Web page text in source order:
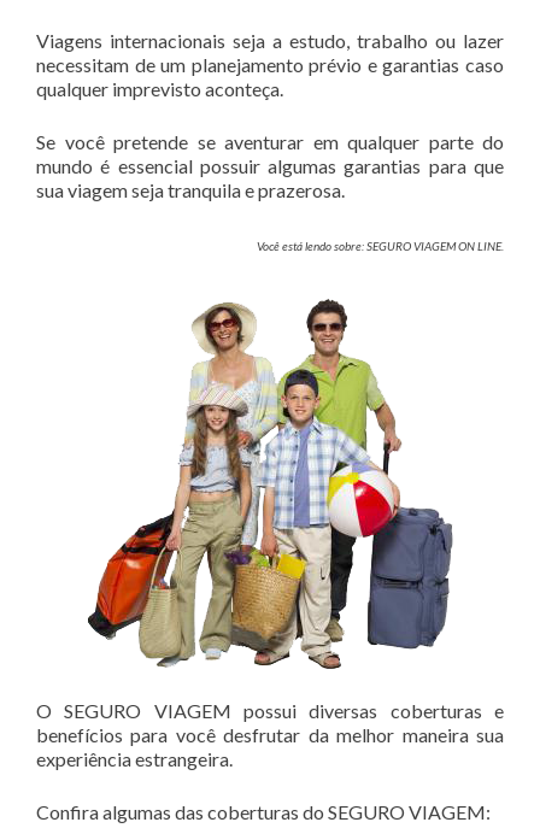
Viagens internacionais seja a estudo, trabalho ou lazer
necessitam de um planejamento prévio e garantias caso
qualquer imprevisto aconteça.
Se você pretende se aventurar em qualquer parte do
mundo é essencial possuir algumas garantias para que
sua viagem seja tranquila e prazerosa.
Você está lendo sobre: SEGURO VIAGEM ON LINE.
O SEGURO VIAGEM possui diversas coberturas e
benefícios para você desfrutar da melhor maneira sua
experiência estrangeira.
Confira algumas das coberturas do SEGURO VIAGEM: